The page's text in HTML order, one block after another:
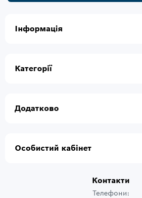
Інформація
Категорії
Додатково
Особистий кабінет
Контакти
Телефони: